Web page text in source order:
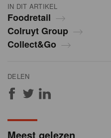
IN DIT ARTIKEL
Foodretail
Colruyt Group
Collect&Go
DELEN
Meest gelezen